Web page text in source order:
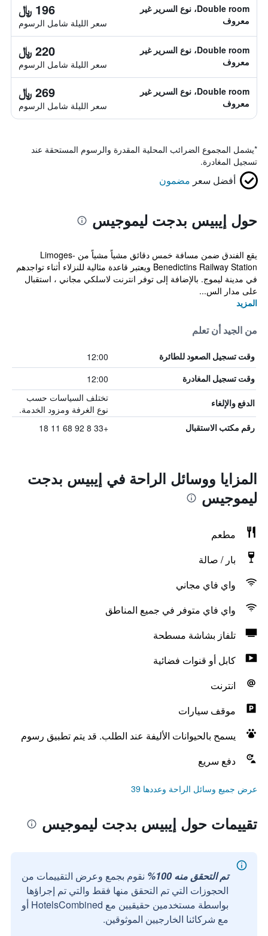
Double room، نوع السرير غير
معروف
196 ﷼
سعر الليلة شامل الرسوم
Double room، نوع السرير غير
معروف
220 ﷼
سعر الليلة شامل الرسوم
Double room، نوع السرير غير
معروف
269 ﷼
سعر الليلة شامل الرسوم
*يشمل المجموع الضرائب المحلية المقدرة والرسوم المستحقة عند
تسجيل المغادرة.
أفضل سعر مضمون
حول إيبيس بدجت ليموجيس
يقع الفندق ضمن مسافة خمس دقائق مشياً مشياً من Limoges-
Benedictins Railway Station ويعتبر قاعدة مثالية للنزلاء أثناء تواجدهم
في مدينة ليموج. بالإضافة إلى توفر انترنت لاسلكي مجاني ، استقبال
على مدار الس...
المزيد
من الجيد أن تعلم
وقت تسجيل الصعود للطائرة 12:00
وقت تسجيل المغادرة 12:00
الدفع والإلغاء
تختلف السياسات حسب
نوع الغرفة ومزود الخدمة.
رقم مكتب الاستقبال +33 8 92 68 11 18
المزايا ووسائل الراحة في إيبيس بدجت
ليموجيس
مطعم
بار / صالة
واي فاي مجاني
واي فاي متوفر في جميع المناطق
تلفاز بشاشة مسطحة
كابل أو قنوات فضائية
انترنت
موقف سيارات
يسمح بالحيوانات الأليفة عند الطلب. قد يتم تطبيق رسوم
دفع سريع
عرض جميع وسائل الراحة وعددها 39
تقييمات حول إيبيس بدجت ليموجيس
تم التحقق منه 100%
نقوم بجمع وعرض التقييمات من
الحجوزات التي تم التحقق منها فقط والتي تم إجراؤها
بواسطة مستخدمين حقيقيين مع HotelsCombined أو
مع شركائنا الخارجيين الموثوقين.